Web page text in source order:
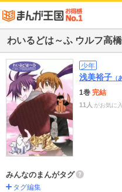
わいるどは～ふ ウルフ高
少年
浅美裕子 （
1巻 完結
11人 がお気に
みんなのまんがタグ
タグ編集